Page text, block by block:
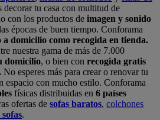
decorar tu casa con multitud de
con los productos de imagen y sonido
épocas de buen tiempo. Conforama
a domicilio como recogida en tienda.
nuestra gama de más de 7.000
domicilio, o bien con recogida gratis
No esperes más para crear o renovar tu
espacio con mucho estilo. Conforama
físicas distribuidas en 6 países
ofertas de sofas baratos, colchones
.